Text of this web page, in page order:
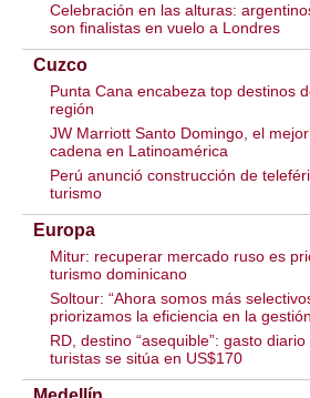
Celebración en las alturas:
son finalistas en vuelo a Londres
Cuzco
Punta Cana encabeza top destinos
región
JW Marriott Santo Domingo, el
cadena en Latinoamérica
Perú anunció construcción de
turismo
Europa
Mitur: recuperar mercado ruso es
turismo dominicano
Soltour: “Ahora somos más
priorizamos la eficiencia en la
RD, destino “asequible”: gasto
turistas se sitúa en US$170